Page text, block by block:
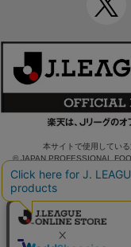
本サイトで使用してい
© JAPAN PROFESSIONAL